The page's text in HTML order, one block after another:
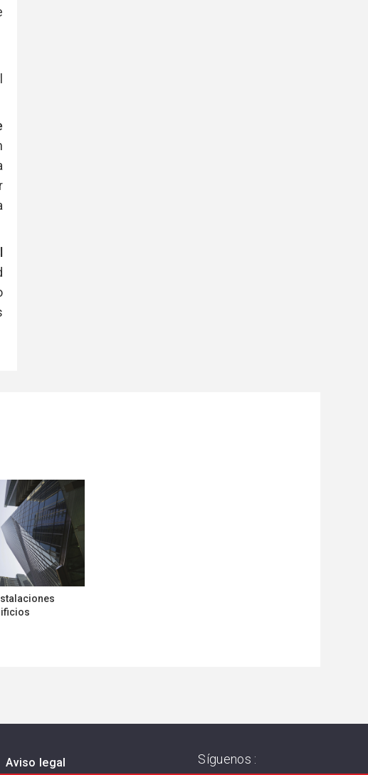
Aviso legal Síguenos :